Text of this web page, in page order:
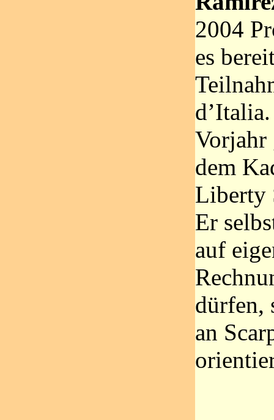
2004
es
Vorjahr
dem
Liberty
Er
auf
dürfen,
an